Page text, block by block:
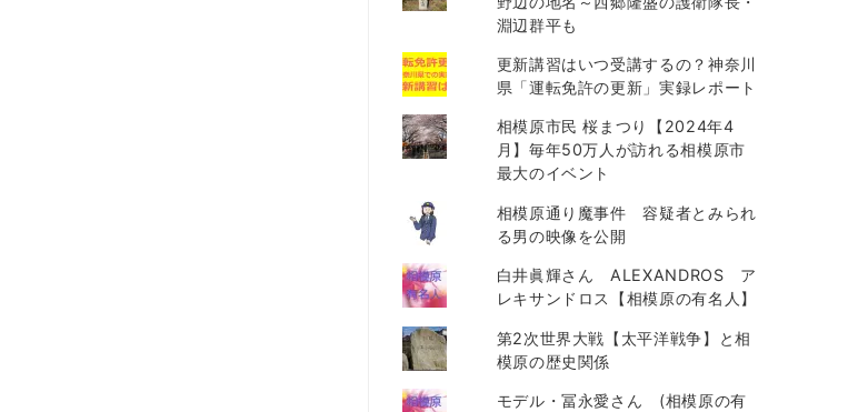
淵辺群平も
更新講習はいつ受講するの？神奈川
県「運転免許の更新」実録レポート
相模原市民 桜まつり【2024年4
月】毎年50万人が訪れる相模原市
最大のイベント
相模原通り魔事件 容疑者とみられ
る男の映像を公開
白井眞輝さん ALEXANDROS ア
レキサンドロス【相模原の有名人】
第2次世界大戦【太平洋戦争】と相
模原の歴史関係
モデル・冨永愛さん (相模原の有